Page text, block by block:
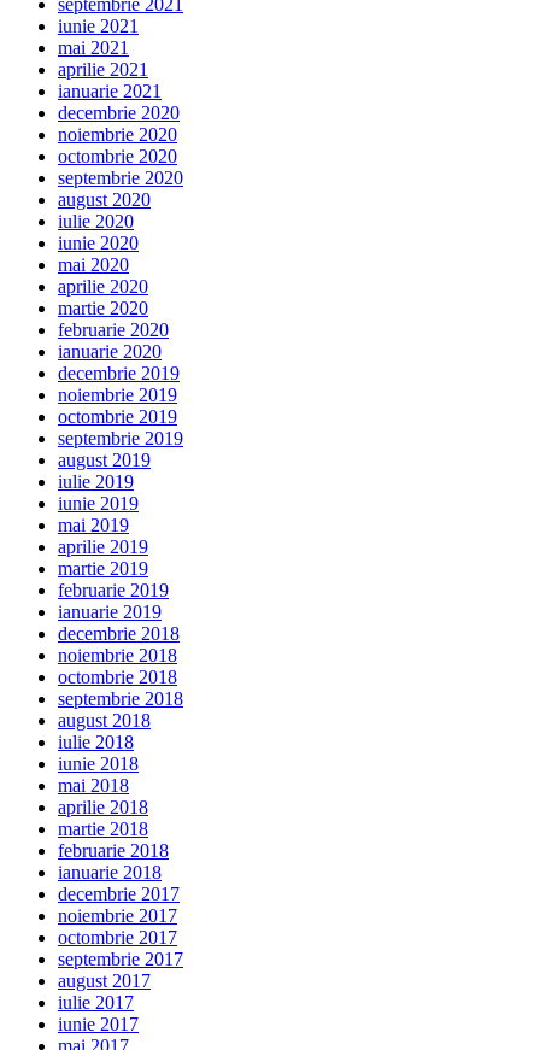
septembrie 2021
iunie 2021
mai 2021
aprilie 2021
ianuarie 2021
decembrie 2020
noiembrie 2020
octombrie 2020
septembrie 2020
august 2020
iulie 2020
iunie 2020
mai 2020
aprilie 2020
martie 2020
februarie 2020
ianuarie 2020
decembrie 2019
noiembrie 2019
octombrie 2019
septembrie 2019
august 2019
iulie 2019
iunie 2019
mai 2019
aprilie 2019
martie 2019
februarie 2019
ianuarie 2019
decembrie 2018
noiembrie 2018
octombrie 2018
septembrie 2018
august 2018
iulie 2018
iunie 2018
mai 2018
aprilie 2018
martie 2018
februarie 2018
ianuarie 2018
decembrie 2017
noiembrie 2017
octombrie 2017
septembrie 2017
august 2017
iulie 2017
iunie 2017
mai 2017